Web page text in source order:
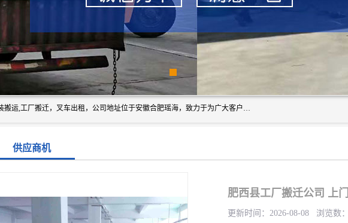
安徽信多多吊装搬运有限公司，主营吊装搬运,工厂搬迁，叉车出租，公司地址位于安徽合肥瑶海，致力于为广大客户提供优质的产品/服务，如果您对我公司的产品服务感兴趣，请联系[安徽信多多吊装搬运有限公司]，期待您的来电。
供应商机
肥西县工厂搬迁公司 上
更新时间：2026-08-08 浏览数